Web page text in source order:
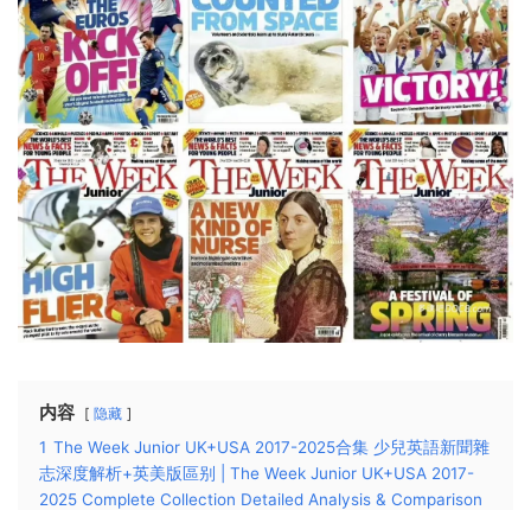
内容 隐藏
1 The Week Junior UK+USA 2017-2025合集 少兒英語新聞雜
志深度解析+英美版區别 | The Week Junior UK+USA 2017-
2025 Complete Collection Detailed Analysis & Comparison